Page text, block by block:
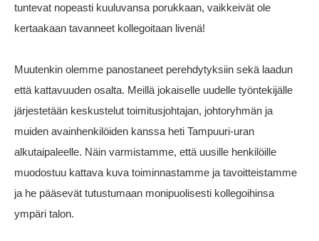
tuntevat nopeasti kuuluvansa porukkaan, vaikkeivät ole
kertaakaan tavanneet kollegoitaan livenä!
Muutenkin olemme panostaneet perehdytyksiin sekä laadun
että kattavuuden osalta. Meillä jokaiselle uudelle työntekijälle
järjestetään keskustelut toimitusjohtajan, johtoryhmän ja
muiden avainhenkilöiden kanssa heti Tampuuri-uran
alkutaipaleelle. Näin varmistamme, että uusille henkilöille
muodostuu kattava kuva toiminnastamme ja tavoitteistamme
ja he pääsevät tutustumaan monipuolisesti kollegoihinsa
ympäri talon.